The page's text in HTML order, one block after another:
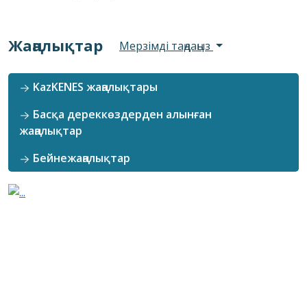
Жаңалықтар Мерзімді таңдаңыз
KazKENES жаңалықтары
Басқа дереккөздерден алынған
жаңалықтар
Бейнежаңалықтар